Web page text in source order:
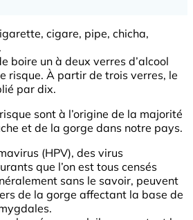
cigare, pipe, chicha,
boire un à deux verres d’alcool
risque. À partir de trois verres, le
par dix.
sont à l’origine de la majorité
et de la gorge dans notre pays.
(HPV), des virus
que l’on est tous censés
sans le savoir, peuvent
de la gorge affectant la base de